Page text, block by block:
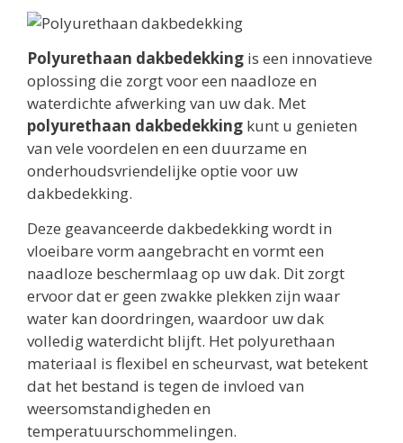
Polyurethaan dakbedekking is een innovatieve
oplossing die zorgt voor een naadloze en
waterdichte afwerking van uw dak. Met
polyurethaan dakbedekking kunt u genieten
van vele voordelen en een duurzame en
onderhoudsvriendelijke optie voor uw
dakbedekking.
Deze geavanceerde dakbedekking wordt in
vloeibare vorm aangebracht en vormt een
naadloze beschermlaag op uw dak. Dit zorgt
ervoor dat er geen zwakke plekken zijn waar
water kan doordringen, waardoor uw dak
volledig waterdicht blijft. Het polyurethaan
materiaal is flexibel en scheurvast, wat betekent
dat het bestand is tegen de invloed van
weersomstandigheden en
temperatuurschommelingen.